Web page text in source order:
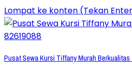
Lompat ke konten (Tekan
Pusat Sewa Kursi Tiffany Murah